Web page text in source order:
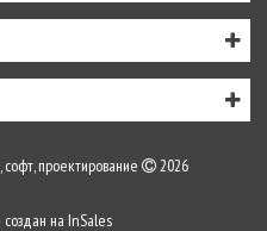
проектирование 2026
на InSales